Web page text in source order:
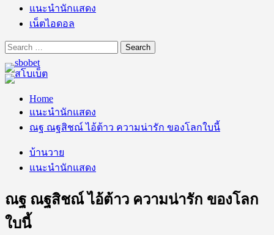
แนะนำนักแสดง
เน็ตไอดอล
Search
for:
Home
แนะนำนักแสดง
ณฐ ณฐสิชณ์ ไอ้ต้าว ความน่ารัก ของโลกใบนี้
บ้านวาย
แนะนำนักแสดง
ณฐ ณฐสิชณ์ ไอ้ต้าว ความน่ารัก ของโลก
ใบนี้